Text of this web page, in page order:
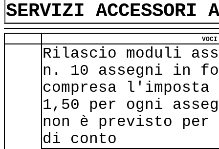
SERVIZI ACCESSORI
VOCI
Rilascio moduli
n. 10 assegni in
compresa
1,50 per ogni
non è previsto
di conto